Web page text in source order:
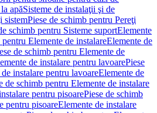
apăSisteme de instalaţii şi de
sistemPiese de schimb pentru Pereţi
schimb pentru Sisteme suportElemente
Elemente de instalareElemente de
de schimb pentru Elemente de
de instalare pentru lavoarePiese
instalare pentru lavoareElemente de
de schimb pentru Elemente de instalare
pentru pisoarePiese de schimb
pentru pisoareElemente de instalare